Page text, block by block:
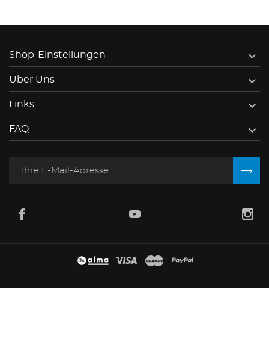
Shop-Einstellungen 
Über Uns 
Links 
FAQ 